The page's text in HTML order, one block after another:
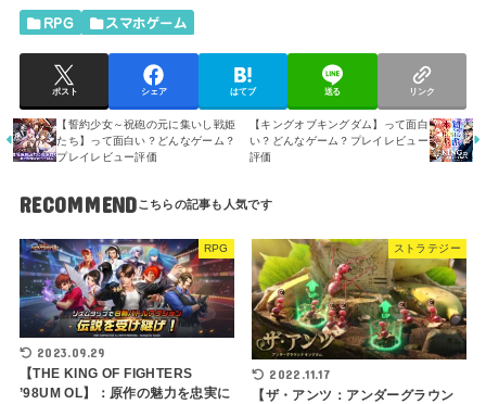
RPG スマホゲーム
ポスト シェア はてブ 送る リンク
【誓約少女～祝砲の元に集いし戦姫
たち】って面白い？どんなゲーム？
プレイレビュー評価
【キングオブキングダム】って面白
い？どんなゲーム？プレイレビュー
評価
RECOMMEND
RPG
2023.09.29
【THE KING OF FIGHTERS
’98UM OL】：原作の魅力を忠実に
ストラテジー
2022.11.17
【ザ・アンツ：アンダーグラウン